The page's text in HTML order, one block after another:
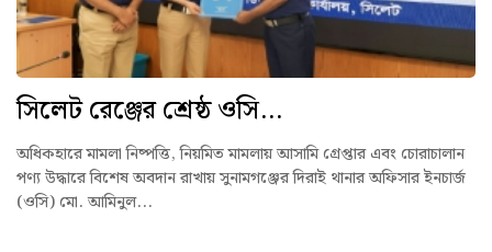
সিলেট রেঞ্জের শ্রেষ্ঠ ওসি...
অধিকহারে মামলা নিষ্পত্তি, নিয়মিত মামলায় আসামি গ্রেপ্তার এবং চোরাচালান
পণ্য উদ্ধারে বিশেষ অবদান রাখায় সুনামগঞ্জের দিরাই থানার অফিসার ইনচার্জ
(ওসি) মো. আমিনুল...